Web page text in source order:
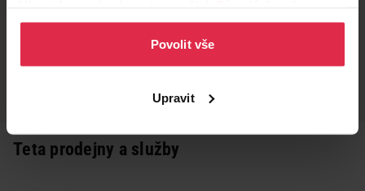
osobních údajů.
Povolit vše
Upravit
Vyzvednutí na
Široká síť prodejen
Teta prodejny a služby